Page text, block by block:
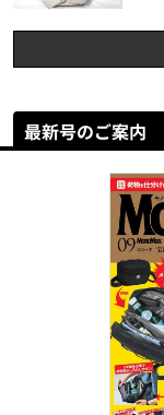
最新号のご案内